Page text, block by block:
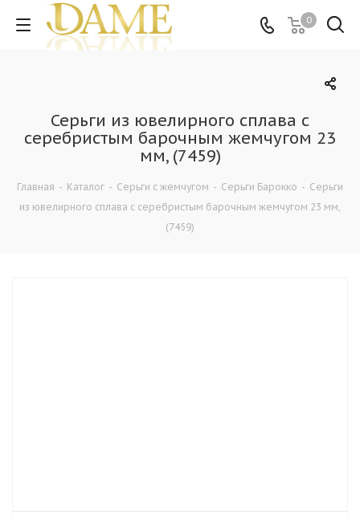
0
Серьги из ювелирного сплава с
серебристым барочным жемчугом 23
мм, (7459)
Главная - Каталог - Серьги с жемчугом - Серьги Барокко - Серьги
из ювелирного сплава с серебристым барочным жемчугом 23 мм,
(7459)